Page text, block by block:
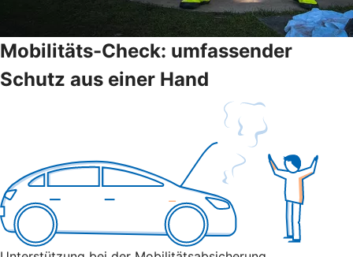
Mobilitäts-Check: umfassender
Schutz aus einer Hand